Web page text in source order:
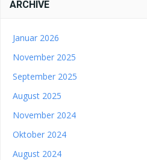
ARCHIVE
Januar 2026
November 2025
September 2025
August 2025
November 2024
Oktober 2024
August 2024